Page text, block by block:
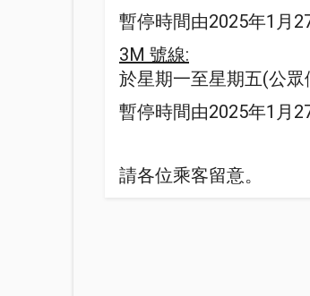
暫停時間由2025年1月
3M 號線:
於星期一至星期五(公
暫停時間由2025年1月
請各位乘客留意。